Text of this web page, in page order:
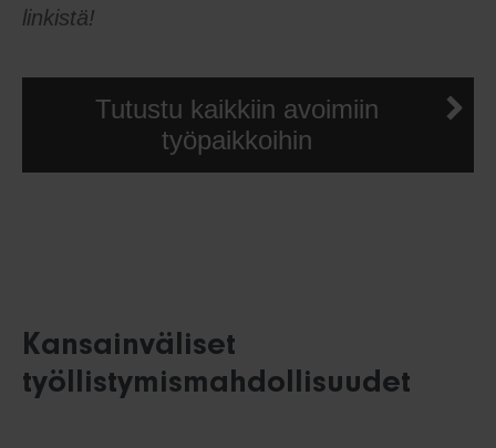
linkistä!
Tutustu kaikkiin avoimiin
työpaikkoihin
Kansainväliset
työllistymismahdollisuudet